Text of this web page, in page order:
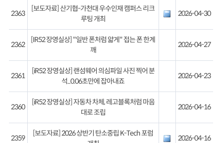
2363
[보도자료] 산기협-가천대 우수인재 캠퍼스 리크
루팅 개최
2026-04-30
2362
[IR52 장영실상] "일반 폰처럼 얇게" 접는 폰 한계
깨
2026-04-27
2361
[iR52 장영실상] 랜섬웨어 의심파일 사진 찍어 분
석...0.06초만에 잡아내죠
2026-04-23
2360
[iR52 장영실상] 자동차 차체, 레고블록처럼 마음
대로 조립
2026-04-16
2359
[보도자료] 2026 상반기 탄소중립 K-Tech 포럼
2026-04-16